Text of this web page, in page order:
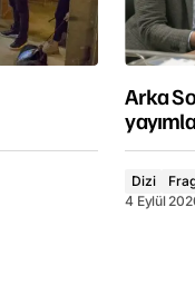
Arka
Dizi
4 Eylül